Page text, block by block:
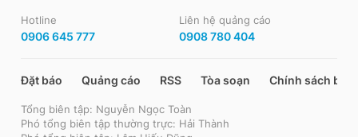
Hotline
0906 645 777
Liên hệ quảng cáo
0908 780 404
Đặt báo Quảng cáo RSS Tòa soạn Chính sách bảo
Tổng biên tập: Nguyễn Ngọc Toàn
Phó tổng biên tập thường trực: Hải Thành